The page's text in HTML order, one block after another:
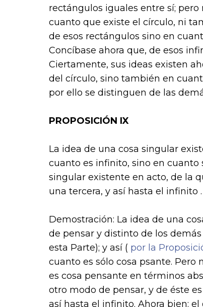
rectángulos iguales entre sí;
cuanto que existe el círculo, ni
de esos rectángulos sino en
Concíbase ahora que, de esos
Ciertamente, sus ideas existen
del círculo, sino también en
por ello se distinguen de las
PROPOSICIÓN IX
La idea de una cosa singular
cuanto es infinito, sino en cuanto
singular existente en acto, de la
una tercera, y así hasta el infinito .
Demostración: La idea de una
de pensar y distinto de los
esta Parte); y así ( por la
cuanto es sólo cosa psante. Pero
es cosa pensante en términos
otro modo de pensar, y de éste
así hasta el infinito. Ahora bien: